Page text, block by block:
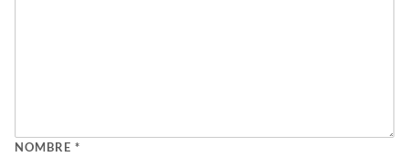
NOMBRE *